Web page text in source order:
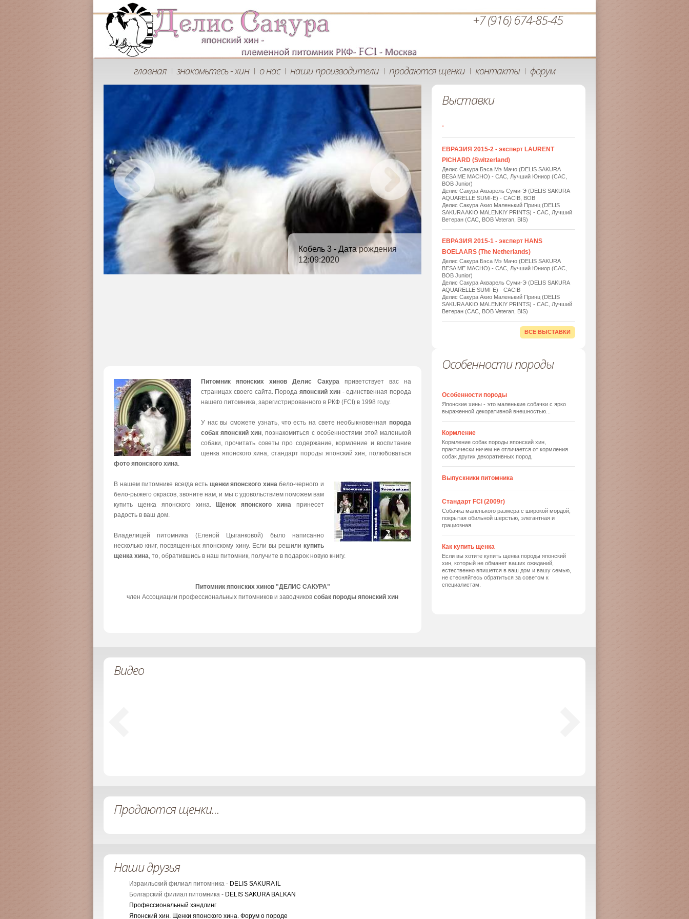
+7 (916) 674-85-45
главная | знакомьтесь - хин | о нас | наши производители | продаются щенки | контакты | форум
Кобель 3 - Дата рождения
12:09:2020
Выставки
-
ЕВРАЗИЯ 2015-2 - эксперт LAURENT
PICHARD (Switzerland)
Делис Сакура Бэса Мэ Мачо (DELIS SAKURA
BESA ME MACHO) - САС, Лучший Юниор (САС,
BOB Junior)
Делис Сакура Акварель Суми-Э (DELIS SAKURA
AQUARELLE SUMI-E) - САСIB, BOB
Делис Сакура Акио Маленький Принц (DELIS
SAKURA AKIO MALENKIY PRINTS) - САС, Лучший
Ветеран (САС, BOB Veteran, BIS)
ЕВРАЗИЯ 2015-1 - эксперт HANS
BOELAARS (The Netherlands)
Делис Сакура Бэса Мэ Мачо (DELIS SAKURA
BESA ME MACHO) - САС, Лучший Юниор (САС,
BOB Junior)
Делис Сакура Акварель Суми-Э (DELIS SAKURA
AQUARELLE SUMI-E) - САСIB
Делис Сакура Акио Маленький Принц (DELIS
SAKURA AKIO MALENKIY PRINTS) - САС, Лучший
Ветеран (САС, BOB Veteran, BIS)
ВСЕ ВЫСТАВКИ
Питомник японских хинов Делис Сакура приветствует вас на
страницах своего сайта. Порода японский хин- единственная порода
нашего питомника, зарегистрированного в РКФ (FCI) в 1998 году.
У нас вы сможете узнать, что есть на свете необыкновенная порода
собак японский хин, познакомиться с особенностями этой маленькой
собаки, прочитать советы про содержание, кормление и воспитание
щенка японского хина, стандарт породы японский хин, полюбоваться
фото японского хина.
В нашем питомнике всегда есть щенки японского хинабело-черного и
бело-рыжего окрасов, звоните нам, и мы с удовольствием поможем вам
купить щенка японского хина.
Щенок японского хина принесет
радость в ваш дом.
Владелицей питомника (Еленой Цыганковой) было написанно
несколько книг, посвященных японскому хину. Если вы решили купить
щенка хина, то, обратившись в наш питомник, получите в подарок новую книгу.
Питомник японских хинов "ДЕЛИС САКУРА"
член Ассоциации профессиональных питомников и заводчиков собак породы японский хин
Особенности породы
Особенности породы
Японские хины - это маленькие собачки с ярко
выраженной декоративной внешностью...
Кормление
Кормление собак породы японский хин,
практически ничем не отличается от кормления
собак других декоративных пород.
Выпускники питомника
Стандарт FCI (2009г)
Собачка маленького размера с широкой мордой,
покрытая обильной шерстью, элегантная и
грациозная.
Как купить щенка
Если вы хотите купить щенка породы японский
хин, который не обманет ваших ожиданий,
естественно впишется в ваш дом и вашу семью,
не стесняйтесь обратиться за советом к
специалистам.
Видео
Продаются щенки...
Наши друзья
Израильский филиал питомника - DELIS SAKURA IL
Болгарский филиал питомника - DELIS SAKURA BALKAN
Профессиональный хэндлинг
Японский хин. Щенки японского хина. Форум о породе